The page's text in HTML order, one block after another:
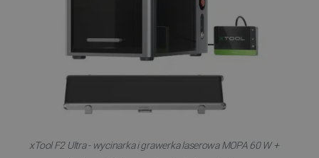
xTool F2 Ultra - wycinarka i grawerka laserowa MOPA 60 W +